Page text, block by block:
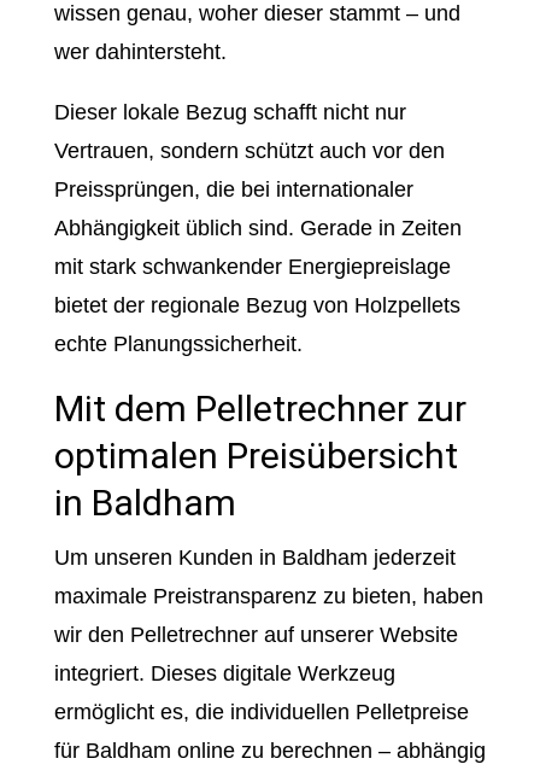
wissen genau, woher dieser stammt – und
wer dahintersteht.
Dieser lokale Bezug schafft nicht nur
Vertrauen, sondern schützt auch vor den
Preissprüngen, die bei internationaler
Abhängigkeit üblich sind. Gerade in Zeiten
mit stark schwankender Energiepreislage
bietet der regionale Bezug von Holzpellets
echte Planungssicherheit.
Mit dem Pelletrechner zur
optimalen Preisübersicht
in Baldham
Um unseren Kunden in Baldham jederzeit
maximale Preistransparenz zu bieten, haben
wir den Pelletrechner auf unserer Website
integriert. Dieses digitale Werkzeug
ermöglicht es, die individuellen Pelletpreise
für Baldham online zu berechnen – abhängig